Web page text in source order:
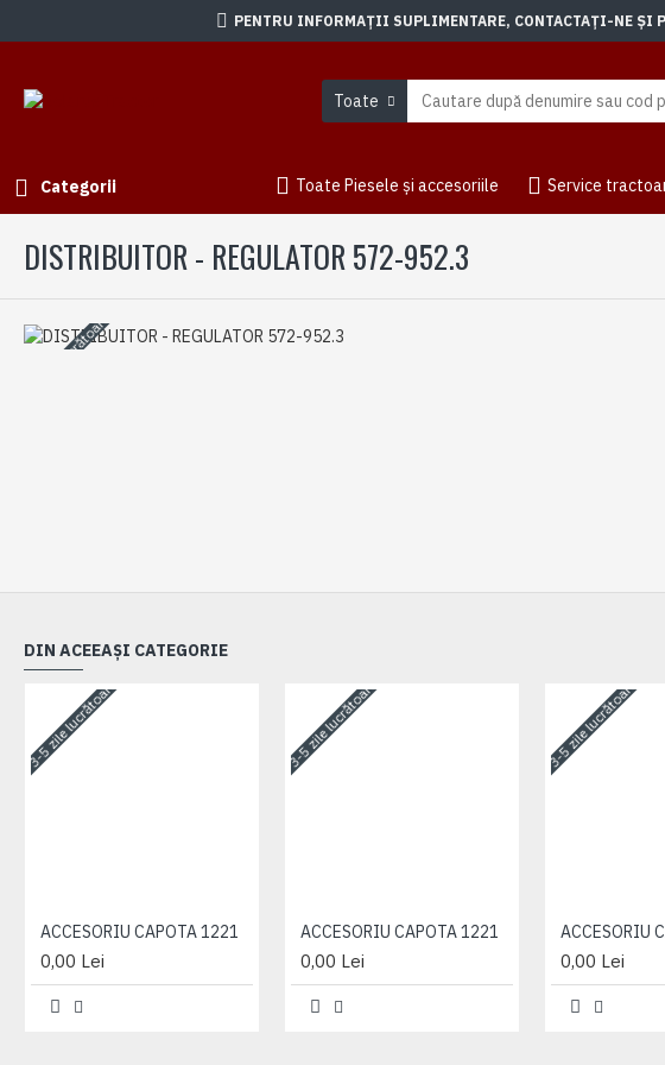
PENTRU INFORMAȚII SUPLIMENTARE, CONTACTAȚI-NE ȘI
Toate
Categorii Toate Piesele și accesoriile Service
DISTRIBUITOR - REGULATOR 572-952.3
3-5 zile lucrătoare
DIN ACEEAȘI CATEGORIE
3-5 zile lucrătoare
ACCESORIU CAPOTA 1221
0,00 Lei
3-5 zile lucrătoare
ACCESORIU CAPOTA 1221
0,00 Lei
3-5 zile lucrătoare
ACCESORIU
0,00 Lei